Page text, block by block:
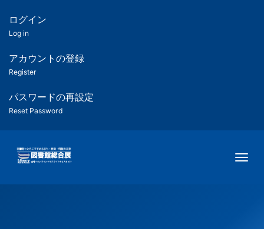
ツ
匿
名
ユ
ー
ー
用
メ
ログイン
Log in
アカウントの登録
Register
パスワードの再設定
Reset Password